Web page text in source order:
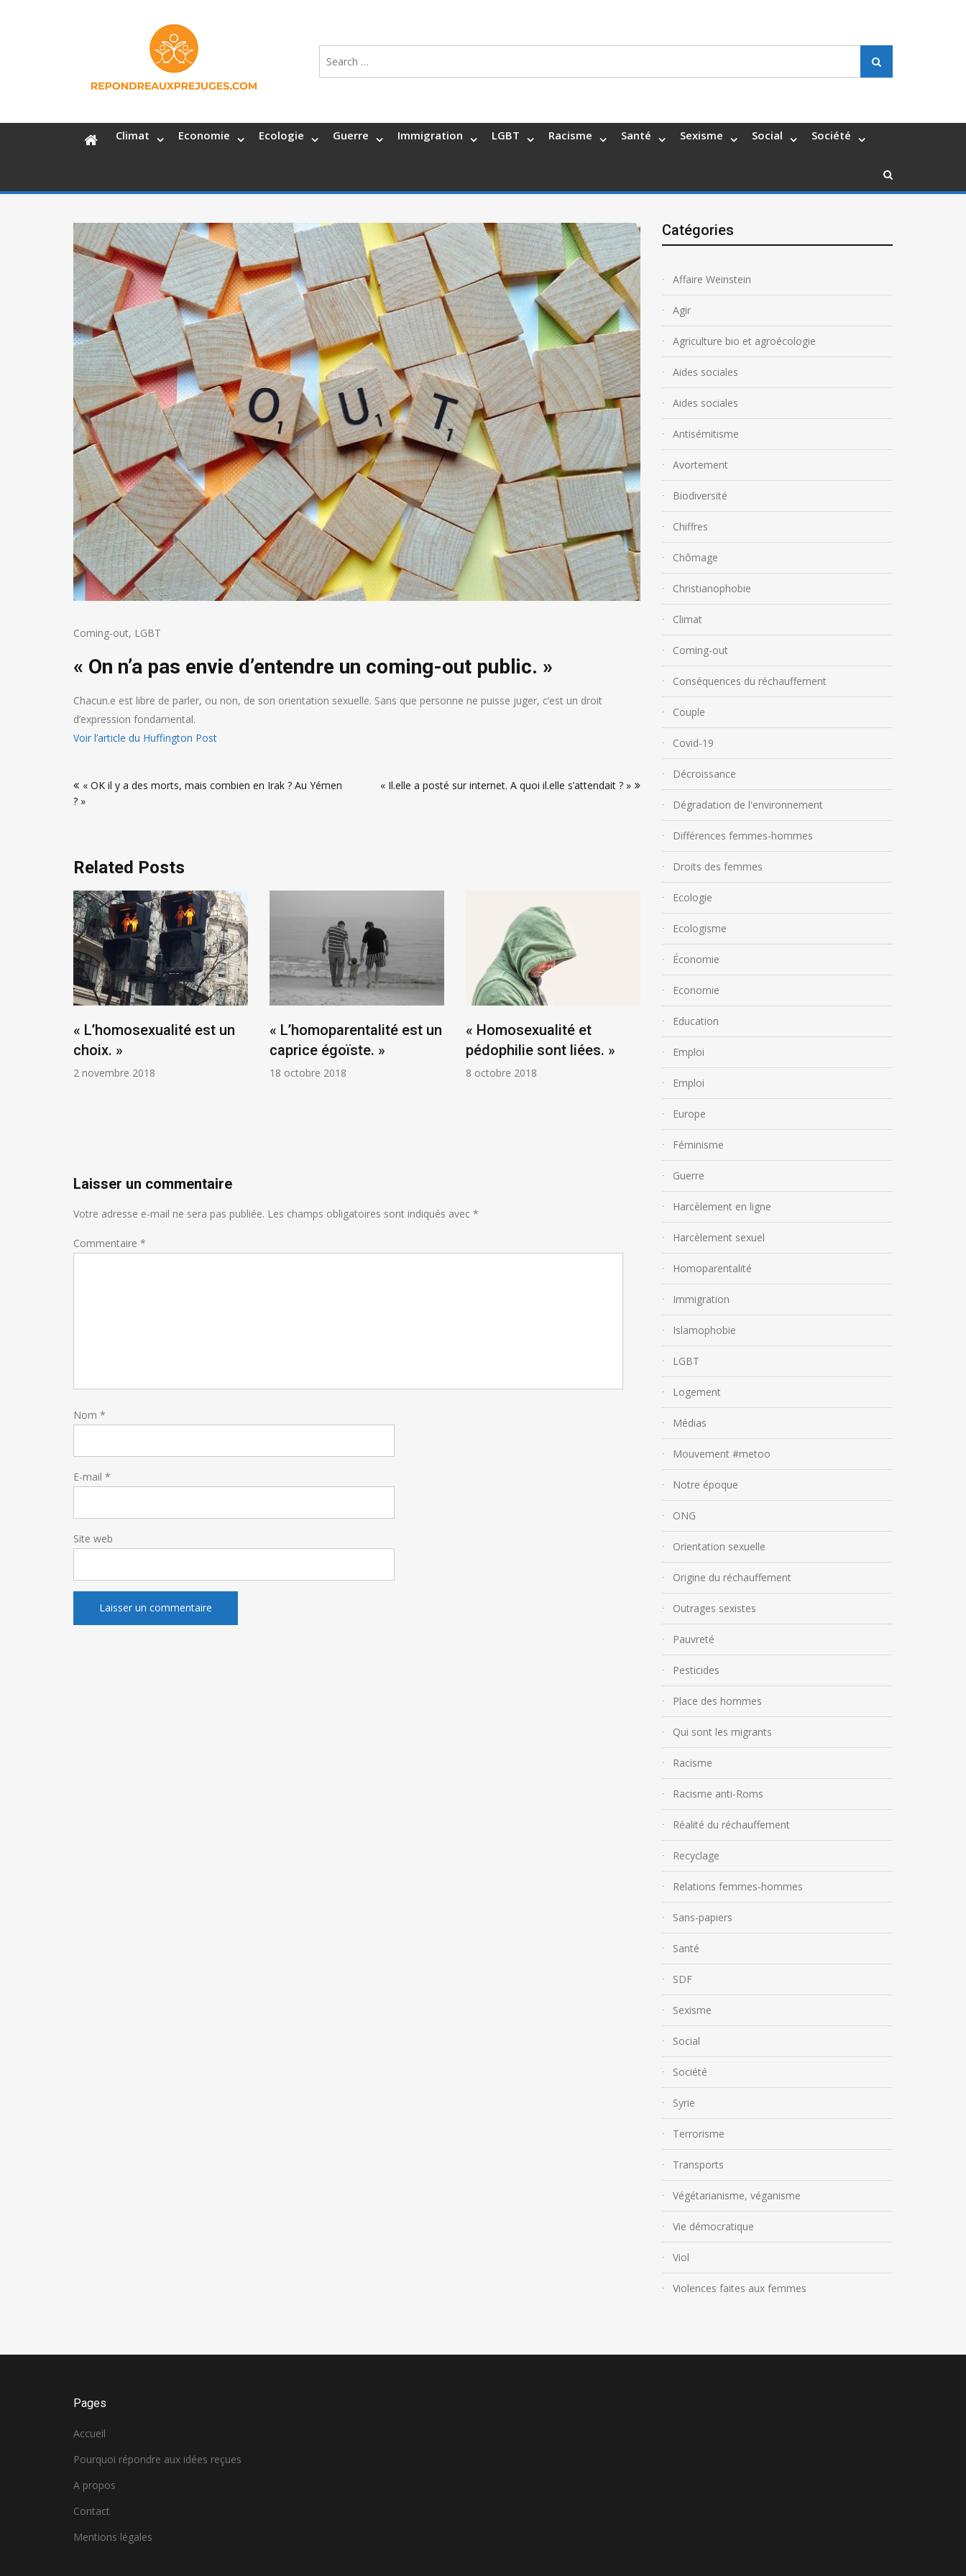
for:
Search
Climat Economie Ecologie Guerre Immigration LGBT Racisme Santé Sexisme Social Société
Coming-out, LGBT
« On n’a pas envie d’entendre un coming-out public. »
Chacun.e est libre de parler, ou non, de son orientation sexuelle. Sans que personne ne puisse juger, c’est un droit
d’expression fondamental.
Voir l’article du Huffington Post
de« OK il y a des morts, mais combien en Irak ? Au Yémen
? »
« Il.elle a posté sur internet. A quoi il.elle s’attendait ? »
Related Posts
« L’homosexualité est un
choix. »
2 novembre 2018
« L’homoparentalité est un
caprice égoïste. »
18 octobre 2018
« Homosexualité et
pédophilie sont liées. »
8 octobre 2018
« L’homoparentalité n’est
pas bonne pour l’enfant. »
2 octobre 2018
27 septembre 2018
Laisser un commentaire
Votre adresse e-mail ne sera pas publiée. Les champs obligatoires sont indiqués avec *
Commentaire *
Nom *
E-mail *
Site web
Catégories
Affaire Weinstein
Agir
Agriculture bio et agroécologie
Aides sociales
Aides sociales
Antisémitisme
Avortement
Biodiversité
Chiffres
Chômage
Christianophobie
Climat
Coming-out
Conséquences du réchauffement
Couple
Covid-19
Décroissance
Dégradation de l'environnement
Différences femmes-hommes
Droits des femmes
Ecologie
Ecologisme
Économie
Economie
Education
Emploi
Emploi
Europe
Féminisme
Guerre
Harcèlement en ligne
Harcèlement sexuel
Homoparentalité
Immigration
Islamophobie
LGBT
Logement
Médias
Mouvement #metoo
Notre époque
ONG
Orientation sexuelle
Origine du réchauffement
Outrages sexistes
Pauvreté
Pesticides
Place des hommes
Qui sont les migrants
Racisme
Racisme anti-Roms
Réalité du réchauffement
Recyclage
Relations femmes-hommes
Sans-papiers
Santé
SDF
Sexisme
Social
Société
Syrie
Terrorisme
Transports
Végétarianisme, véganisme
Vie démocratique
Viol
Violences faites aux femmes
Pages
Accueil
Pourquoi répondre aux idées reçues
A propos
Contact
Mentions légales